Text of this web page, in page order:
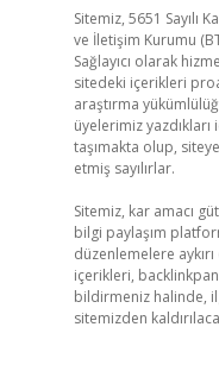
Sitemiz, 5651 Sayılı
ve İletişim Kurumu
Sağlayıcı olarak
sitedeki içerikleri
araştırma
üyelerimiz
taşımakta olup,
etmiş sayılırlar.
Sitemiz, kar amacı
bilgi paylaşım
düzenlemelere
içerikleri,
bildirmeniz halinde,
sitemizden